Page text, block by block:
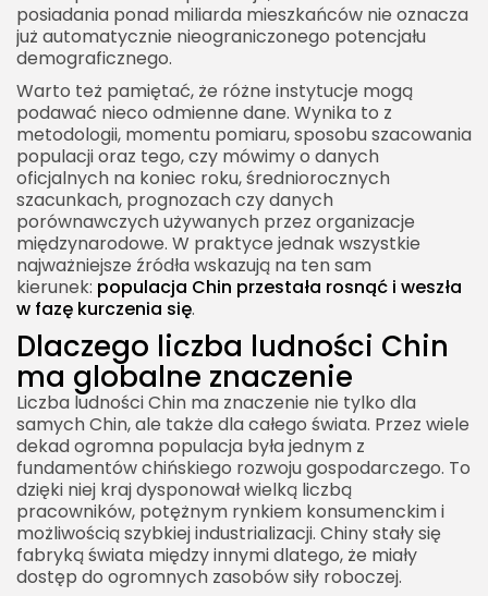
posiadania ponad miliarda mieszkańców nie oznacza
już automatycznie nieograniczonego potencjału
demograficznego.
Warto też pamiętać, że różne instytucje mogą
podawać nieco odmienne dane. Wynika to z
metodologii, momentu pomiaru, sposobu szacowania
populacji oraz tego, czy mówimy o danych
oficjalnych na koniec roku, średniorocznych
szacunkach, prognozach czy danych
porównawczych używanych przez organizacje
międzynarodowe. W praktyce jednak wszystkie
najważniejsze źródła wskazują na ten sam
kierunek: populacja Chin przestała rosnąć i weszła
w fazę kurczenia się.
Dlaczego liczba ludności Chin
ma globalne znaczenie
Liczba ludności Chin ma znaczenie nie tylko dla
samych Chin, ale także dla całego świata. Przez wiele
dekad ogromna populacja była jednym z
fundamentów chińskiego rozwoju gospodarczego. To
dzięki niej kraj dysponował wielką liczbą
pracowników, potężnym rynkiem konsumenckim i
możliwością szybkiej industrializacji. Chiny stały się
fabryką świata między innymi dlatego, że miały
dostęp do ogromnych zasobów siły roboczej.
Presja edukacyjna
Mniejsze roczniki studentów
Chiny liczba ludności a polityka państwa
Od kontroli urodzeń do zachęt
Wiek emerytalny
Prognozy liczby ludności Chin
Możliwe scenariusze
Czy Chiny mogą odwrócić spadek populacji
Chiny liczba ludności a światowa geopolityka
Znaczenie demografii dla potęgi państwa
Najważniejsze wnioski z danych o liczbie ludności
Chin
Chiny liczba ludności jako obraz nowej epoki
demograficznej